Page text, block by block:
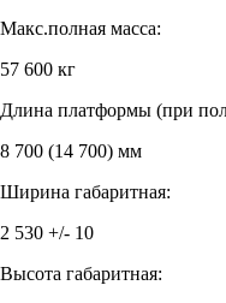
Макс.полная масса:
57 600 кг
Длина платформы (при
8 700 (14 700) мм
Ширина габаритная:
2 530 +/- 10
Высота габаритная: